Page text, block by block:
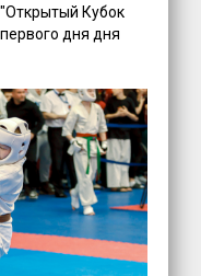
Кубок
дня дня